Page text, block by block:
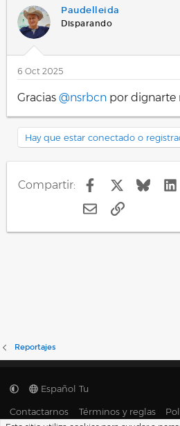
Paudelleida
Disparando
6 Oct 2025
Gracias @nsrbcn por dignarte
Hay que estar conectado o
Compartir: Facebook
E-mailEnlace
Reportajes
Español Tu
Contactarnos Términos y reglas
R